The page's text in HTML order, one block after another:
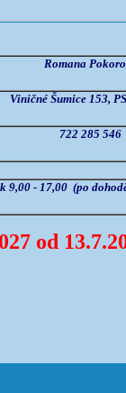
Romana
Viničné Šumice 153,
722 285 546
9,00 - 17,00 (po
od